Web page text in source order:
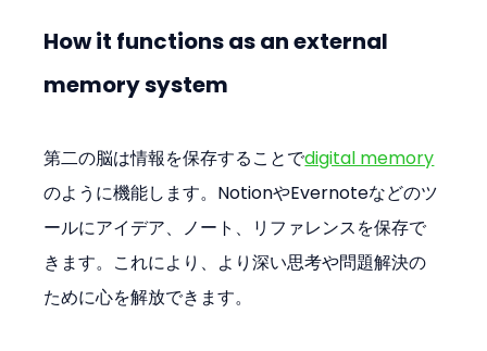
How it functions as an external
memory system
第二の脳は情報を保存することでdigital memory
のように機能します。NotionやEvernoteなどのツ
ールにアイデア、ノート、リファレンスを保存で
きます。これにより、より深い思考や問題解決の
ために心を解放できます。